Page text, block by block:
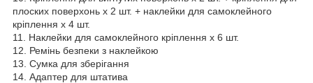
плоских поверхонь x 2 шт. + наклейки для самоклейного
кріплення x 4 шт.
11. Наклейки для самоклейного кріплення x 6 шт.
12. Ремінь безпеки з наклейкою
13. Сумка для зберігання
14. Адаптер для штатива